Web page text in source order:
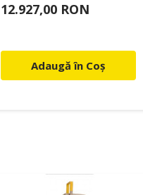
12.927,00 RON
Adaugă în Coș